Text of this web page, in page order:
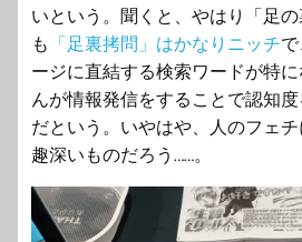
いという。聞くと、やはり「足
も 「足裏拷問」はかなりニッチ
ージに直結する検索ワードが特
んが情報発信をすることで認知
だという。いやはや、人のフェ
趣深いものだろう……。